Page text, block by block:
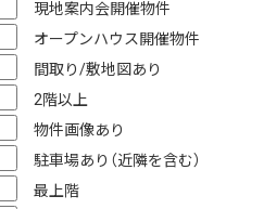
現地案内会開催物件
オープンハウス開催物件
間取り/敷地図あり
2階以上
物件画像あり
駐車場あり（近隣を含む）
最上階